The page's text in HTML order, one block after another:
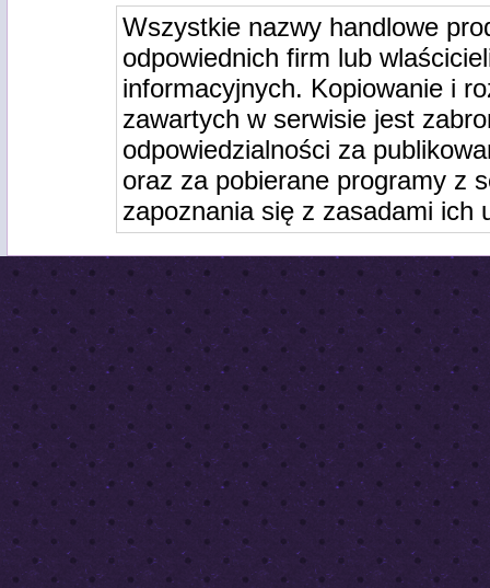
Wszystkie nazwy handlowe
odpowiednich firm lub
informacyjnych. Kopiowanie i
zawartych w serwisie jest
odpowiedzialności za
oraz za pobierane programy z
zapoznania się z zasadami ich